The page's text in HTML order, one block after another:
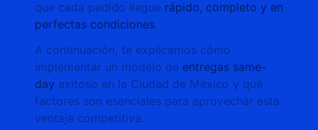
que cada pedido llegue rápido, completo y en
perfectas condiciones.
A continuación, te explicamos cómo
implementar un modelo de entregas same-
day exitoso en la Ciudad de México y qué
factores son esenciales para aprovechar esta
ventaja competitiva.